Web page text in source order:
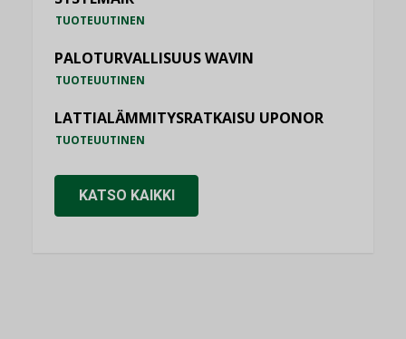
TUOTEUUTINEN
PALOTURVALLISUUS WAVIN
TUOTEUUTINEN
LATTIALÄMMITYSRATKAISU UPONOR
TUOTEUUTINEN
KATSO KAIKKI